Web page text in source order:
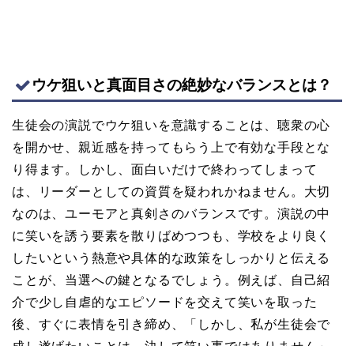
ウケ狙いと真面目さの絶妙なバランスとは？
生徒会の演説でウケ狙いを意識することは、聴衆の心
を開かせ、親近感を持ってもらう上で有効な手段とな
り得ます。しかし、面白いだけで終わってしまって
は、リーダーとしての資質を疑われかねません。大切
なのは、ユーモアと真剣さのバランスです。演説の中
に笑いを誘う要素を散りばめつつも、学校をより良く
したいという熱意や具体的な政策をしっかりと伝える
ことが、当選への鍵となるでしょう。例えば、自己紹
介で少し自虐的なエピソードを交えて笑いを取った
後、すぐに表情を引き締め、「しかし、私が生徒会で